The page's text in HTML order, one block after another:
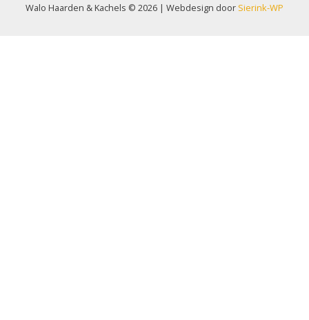
Walo Haarden & Kachels © 2026 | Webdesign door Sierink-WP